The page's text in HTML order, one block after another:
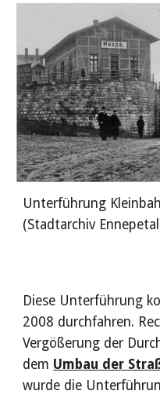
Unterführung
(Stadtarchiv
Diese Unterführung
2008 durchfahren.
Vergößerung der
dem Umbau der
wurde die